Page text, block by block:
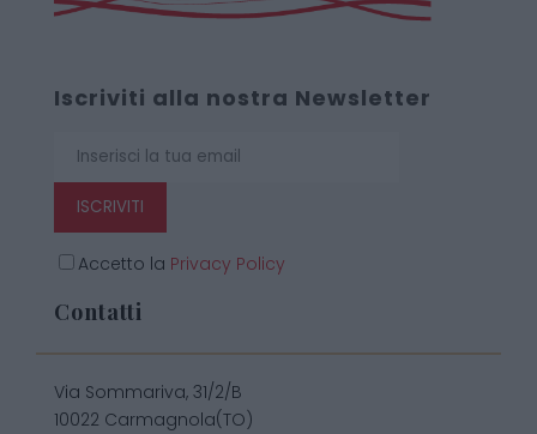
Iscriviti alla nostra Newsletter
ISCRIVITI
Accetto la Privacy Policy
Contatti
Via Sommariva, 31/2/B
10022 Carmagnola(TO)